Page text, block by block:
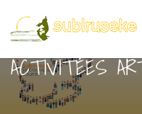
ACTIVITÉES